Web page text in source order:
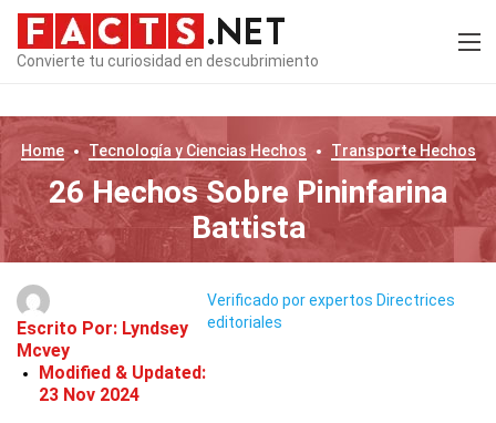
Convierte tu curiosidad en descubrimiento
Home Tecnología y Ciencias Hechos TransporteHechos
26 Hechos Sobre Pininfarina
Battista
Escrito Por: Lyndsey
Mcvey
Modified & Updated:
23 Nov 2024
Verificado por expertos Directrices
editoriales